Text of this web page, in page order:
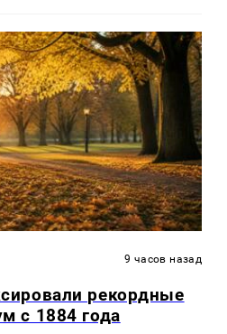
9 часов назад
рекордные
с 1884 года